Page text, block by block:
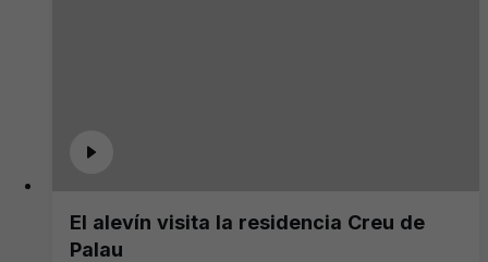
El alevín visita la residencia Creu de
Palau